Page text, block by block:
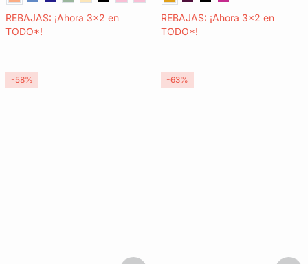
REBAJAS: ¡Ahora 3x2 en
TODO*!
REBAJAS: ¡Ahora 3x2 en
TODO*!
-58% -63%